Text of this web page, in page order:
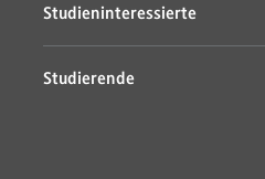
Studieninteressierte
Studierende